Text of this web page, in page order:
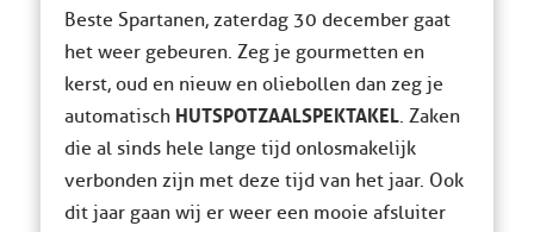
Beste Spartanen, zaterdag 30 december gaat
het weer gebeuren. Zeg je gourmetten en
kerst, oud en nieuw en oliebollen dan zeg je
automatisch HUTSPOTZAALSPEKTAKEL. Zaken
die al sinds hele lange tijd onlosmakelijk
verbonden zijn met deze tijd van het jaar. Ook
dit jaar gaan wij er weer een mooie afsluiter